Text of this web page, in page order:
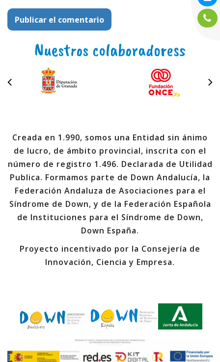
Nuestros colaboradoress
Creada en 1.990, somos una Entidad sin ánimo
de lucro, de ámbito provincial, inscrita con el
número de registro 1.496. Declarada de Utilidad
Publica. Formamos parte de Down Andalucía, la
Federación Andaluza de Asociaciones para el
Síndrome de Down, y de la Federación Española
de Instituciones para el Síndrome de Down,
Down España.
Proyecto incentivado por la Consejería de
Innovación, Ciencia y Empresa.